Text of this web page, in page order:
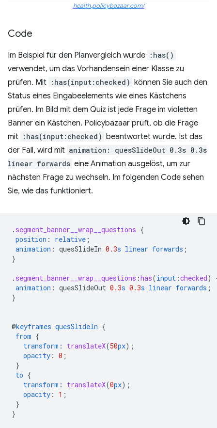
health.policybazaar.com/
Code
Im Beispiel für den Planvergleich wurde :has()
verwendet, um das Vorhandensein einer Klasse zu
prüfen. Mit :has(input:checked) können Sie auch den
Status eines Eingabeelements wie eines Kästchens
prüfen. Im Bild mit dem Quiz ist jede Frage im violetten
Banner ein Kästchen. Policybazaar prüft, ob die Frage
mit :has(input:checked) beantwortet wurde. Ist das
der Fall, wird mit animation: quesSlideOut 0.3s 0.3s
linear forwards eine Animation ausgelöst, um zur
nächsten Frage zu wechseln. Im folgenden Code sehen
Sie, wie das funktioniert.
. segment_banner__wrap__questions {
position : relative ;
animation : quesSlideIn 0.3s linear forwards ;
}
. segment_banner__wrap__questions :has(input :checked)
animation : quesSlideOut 0.3s 0.3s linear forwards ;
}
@keyframes quesSlideIn {
from {
transform : translateX(50px);
opacity : 0 ;
}
to {
transform : translateX(0px);
opacity : 1 ;
}
}